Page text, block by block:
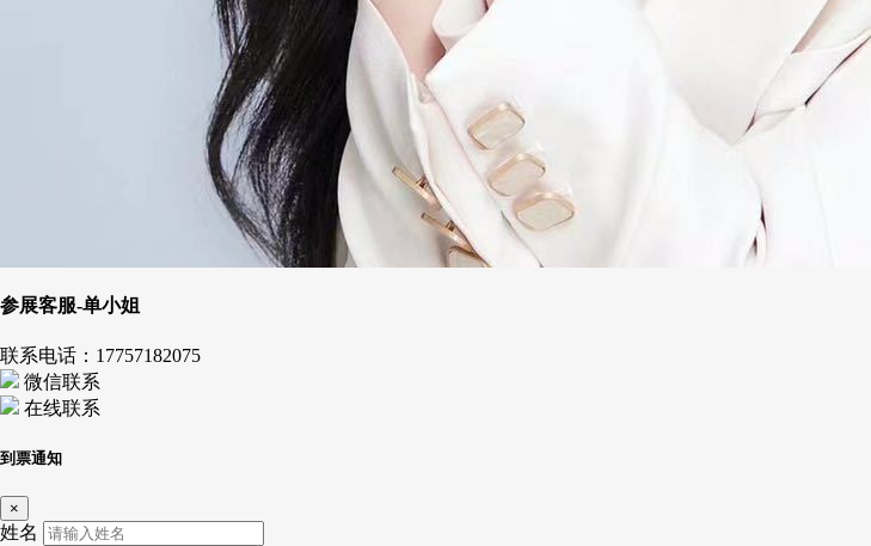
参展客服-单小姐
联系电话： 17757182075
微信联系
在线联系
到票通知
×
姓名